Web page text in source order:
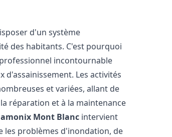
d'un système
des habitants. C'est pourquoi
incontournable
d'assainissement. Les activités
et variées, allant de
réparation et à la maintenance
Mont Blanc intervient
les problèmes d'inondation, de